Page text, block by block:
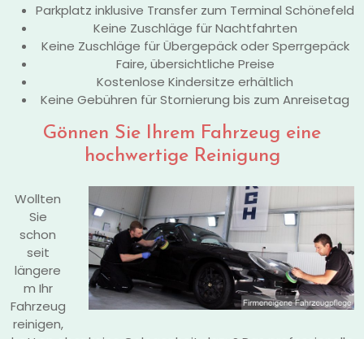
Parkplatz inklusive Transfer zum Terminal Schönefeld
Keine Zuschläge für Nachtfahrten
Keine Zuschläge für Übergepäck oder Sperrgepäck
Faire, übersichtliche Preise
Kostenlose Kindersitze erhältlich
Keine Gebühren für Stornierung bis zum Anreisetag
Gönnen Sie Ihrem Fahrzeug eine
hochwertige Reinigung
Wollten
Sie
schon
seit
längere
m Ihr
Fahrzeug
reinigen,